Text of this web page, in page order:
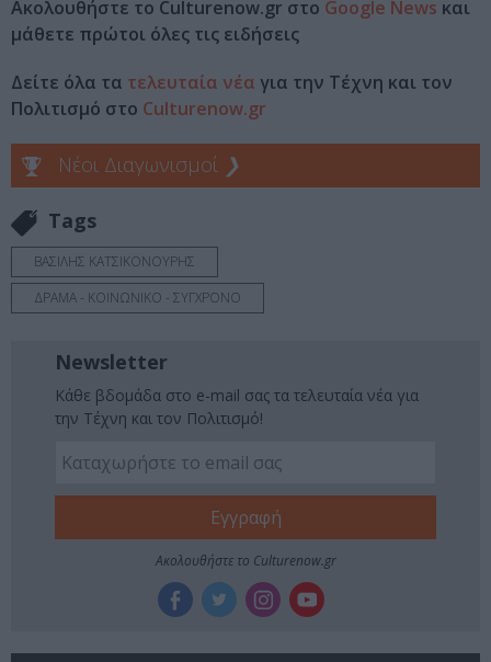
Ακολουθήστε το Culturenow.gr στο Google News και
μάθετε πρώτοι όλες τις ειδήσεις
Δείτε όλα τα τελευταία νέα για την Τέχνη και τον
Πολιτισμό στο Culturenow.gr
Νέοι Διαγωνισμοί ❯
Tags
ΒΑΣΙΛΗΣ ΚΑΤΣΙΚΟΝΟΥΡΗΣ
ΔΡΑΜΑ - ΚΟΙΝΩΝΙΚΟ - ΣΥΓΧΡΟΝΟ
Newsletter
Κάθε βδομάδα στο e-mail σας τα τελευταία νέα για
την Τέχνη και τον Πολιτισμό!
Ακολουθήστε το Culturenow.gr